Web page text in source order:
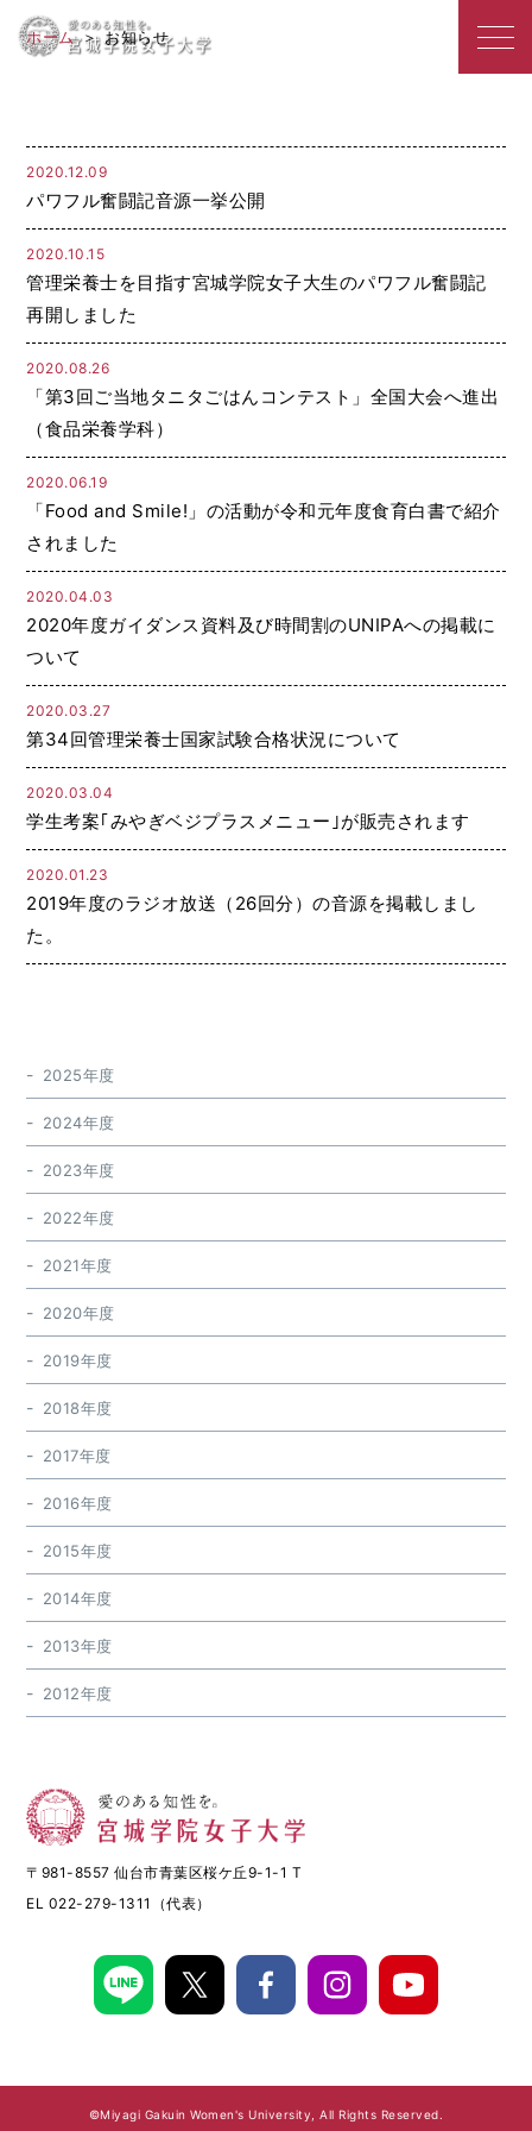
女
子
学
2020年度のアーカイブ
ホーム お知らせ
2020.12.09
パワフル奮闘記音源一挙公開
2020.10.15
管理栄養士を目指す宮城学院女子大生のパワフル奮闘記
再開しました
2020.08.26
「第3回ご当地タニタごはんコンテスト」全国大会へ進出
（食品栄養学科）
2020.06.19
「Food and Smile!」の活動が令和元年度食育白書で紹介
されました
2020.04.03
2020年度ガイダンス資料及び時間割のUNIPAへの掲載に
ついて
2020.03.27
第34回管理栄養士国家試験合格状況について
2020.03.04
学生考案｢みやぎベジプラスメニュー｣が販売されます
2020.01.23
2019年度のラジオ放送（26回分）の音源を掲載しまし
た。
2025年度
2024年度
2023年度
2022年度
2021年度
2020年度
2019年度
2018年度
2017年度
2016年度
2015年度
2014年度
2013年度
2012年度
〒981-8557 仙台市青葉区桜ケ丘9-1-1 T
EL 022-279-1311（代表）
©Miyagi Gakuin Women's University, All Rights Reserved.